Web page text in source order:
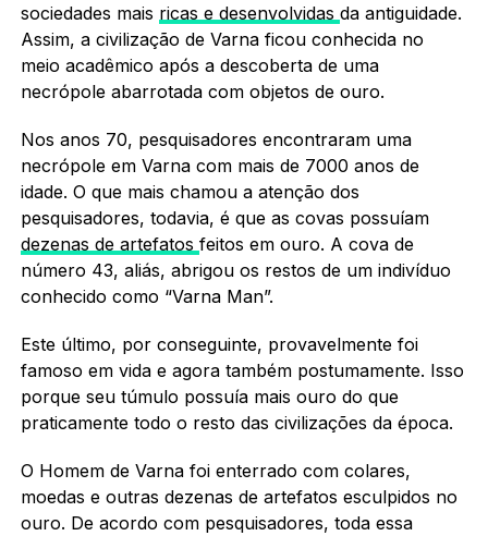
sociedades mais ricas e desenvolvidas da antiguidade.
Assim, a civilização de Varna ficou conhecida no
meio acadêmico após a descoberta de uma
necrópole abarrotada com objetos de ouro.
Nos anos 70, pesquisadores encontraram uma
necrópole em Varna com mais de 7000 anos de
idade. O que mais chamou a atenção dos
pesquisadores, todavia, é que as covas possuíam
dezenas de artefatos feitos em ouro. A cova de
número 43, aliás, abrigou os restos de um indivíduo
conhecido como “Varna Man”.
Este último, por conseguinte, provavelmente foi
famoso em vida e agora também postumamente. Isso
porque seu túmulo possuía mais ouro do que
praticamente todo o resto das civilizações da época.
O Homem de Varna foi enterrado com colares,
moedas e outras dezenas de artefatos esculpidos no
ouro. De acordo com pesquisadores, toda essa